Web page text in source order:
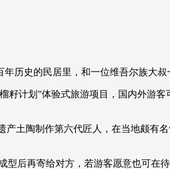
云起 超级工厂 智敬中国 全民健康
史的民居里，和一位维吾尔族大叔
划”体验式旅游项目，国内外游客
陶制作第六代匠人，在当地颇有
再寄给对方，若游客愿意也可在待